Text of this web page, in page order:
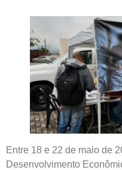
Entre 18 e 22 de maio de
Desenvolvimento